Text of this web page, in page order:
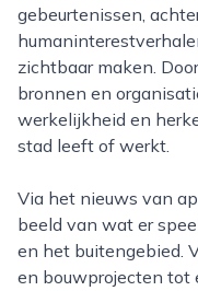
gebeurtenissen,
zichtbaar maken.
bronnen en
werkelijkheid en
stad leeft of werkt.
Via het nieuws van apeldoorn krijgen lezers een breed
beeld van wat er
en het buitengebied.
en bouwprojecten tot